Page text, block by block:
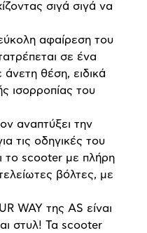
σιγά σιγά να
αφαίρεση του
σε ένα
άνετη θέση, ειδικά
ισορροπίας του
αναπτύξει την
τις οδηγικές του
το scooter με πλήρη
βόλτες, με
WAY της AS είναι
στυλ! Τα scooter